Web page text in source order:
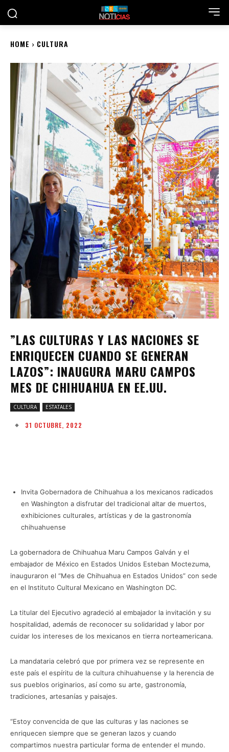
HOME CULTURA
”LAS CULTURAS Y LAS NACIONES SE
ENRIQUECEN CUANDO SE GENERAN
LAZOS”: INAUGURA MARU CAMPOS
MES DE CHIHUAHUA EN EE.UU.
CULTURA ESTATALES
31 OCTUBRE, 2022
Invita Gobernadora de Chihuahua a los mexicanos radicados
en Washington a disfrutar del tradicional altar de muertos,
exhibiciones culturales, artísticas y de la gastronomía
chihuahuense
La gobernadora de Chihuahua Maru Campos Galván y el
embajador de México en Estados Unidos Esteban Moctezuma,
inauguraron el “Mes de Chihuahua en Estados Unidos” con sede
en el Instituto Cultural Mexicano en Washington DC.
La titular del Ejecutivo agradeció al embajador la invitación y su
hospitalidad, además de reconocer su solidaridad y labor por
cuidar los intereses de los mexicanos en tierra norteamericana.
La mandataria celebró que por primera vez se represente en
este país el espíritu de la cultura chihuahuense y la herencia de
sus pueblos originarios, así como su arte, gastronomía,
tradiciones, artesanías y paisajes.
“Estoy convencida de que las culturas y las naciones se
enriquecen siempre que se generan lazos y cuando
compartimos nuestra particular forma de entender el mundo.